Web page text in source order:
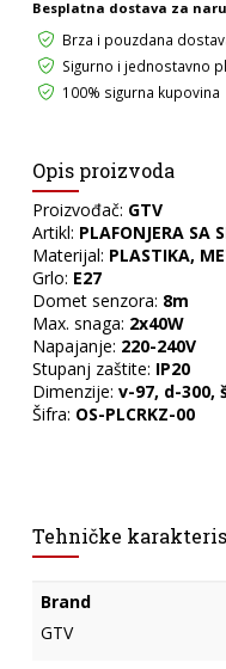
Besplatna dostava za
Brza i pouzdana
Sigurno i jednostavno
100% sigurna kupovina
Opis proizvoda
Proizvođač: GTV
Artikl: PLAFONJERA SA
Materijal: PLASTIKA,
Grlo: E27
Domet senzora: 8m
Max. snaga: 2x40W
Napajanje: 220-240V
Stupanj zaštite: IP20
Dimenzije: v-97, d-300,
Šifra: OS-PLCRKZ-00
Tehničke
Brand
GTV